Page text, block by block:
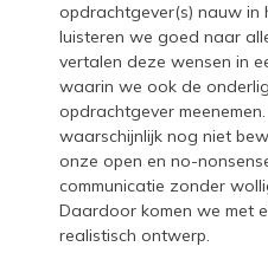
opdrachtgever(s) nauw in
luisteren we goed naar
vertalen deze wensen in
waarin we ook de
opdrachtgever
waarschijnlijk nog niet
onze open en no-
communicatie zonder
Daardoor komen we met
realistisch ontwerp.